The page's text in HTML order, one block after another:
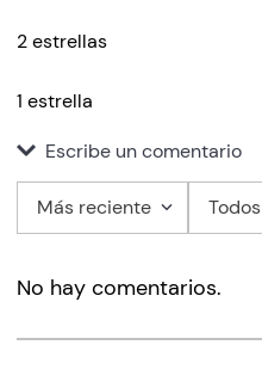
2 estrellas
1 estrella
Escribe un comentario
Título
Más reciente Todos
No hay comentarios.